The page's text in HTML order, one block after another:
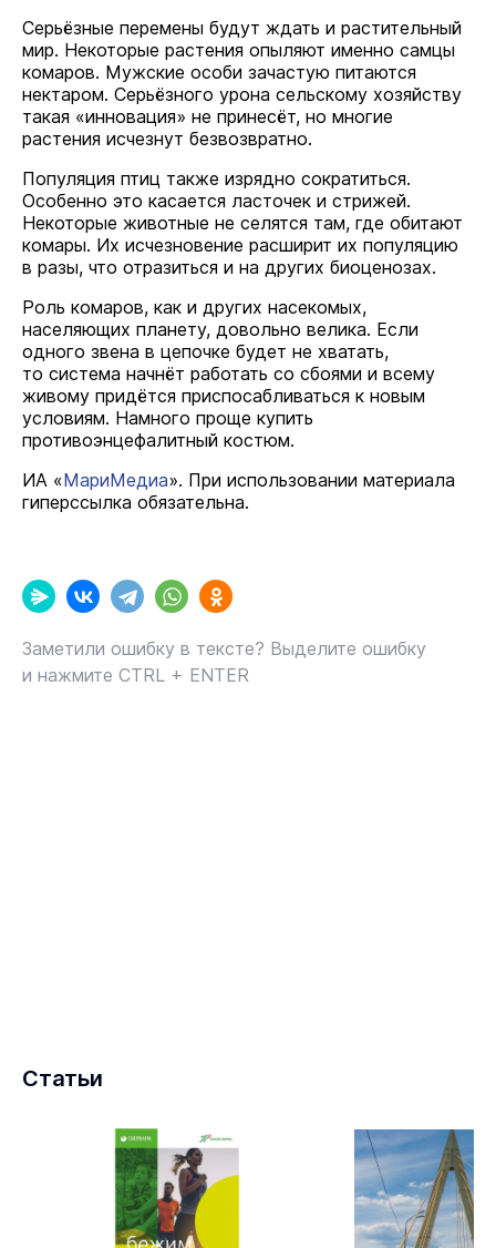
Серьёзные перемены будут ждать и растительный
мир. Некоторые растения опыляют именно самцы
комаров. Мужские особи зачастую питаются
нектаром. Серьёзного урона сельскому хозяйству
такая «инновация» не принесёт, но многие
растения исчезнут безвозвратно.
Популяция птиц также изрядно сократиться.
Особенно это касается ласточек и стрижей.
Некоторые животные не селятся там, где обитают
комары. Их исчезновение расширит их популяцию
в разы, что отразиться и на других биоценозах.
Роль комаров, как и других насекомых,
населяющих планету, довольно велика. Если
одного звена в цепочке будет не хватать,
то система начнёт работать со сбоями и всему
живому придётся приспосабливаться к новым
условиям. Намного проще купить
противоэнцефалитный костюм.
ИА «МариМедиа». При использовании материала
гиперссылка обязательна.
Заметили ошибку в тексте? Выделите ошибку
и нажмите CTRL + ENTER
Статьи